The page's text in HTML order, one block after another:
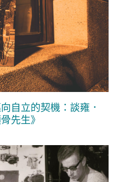
自立的契機：談雍．
先生》